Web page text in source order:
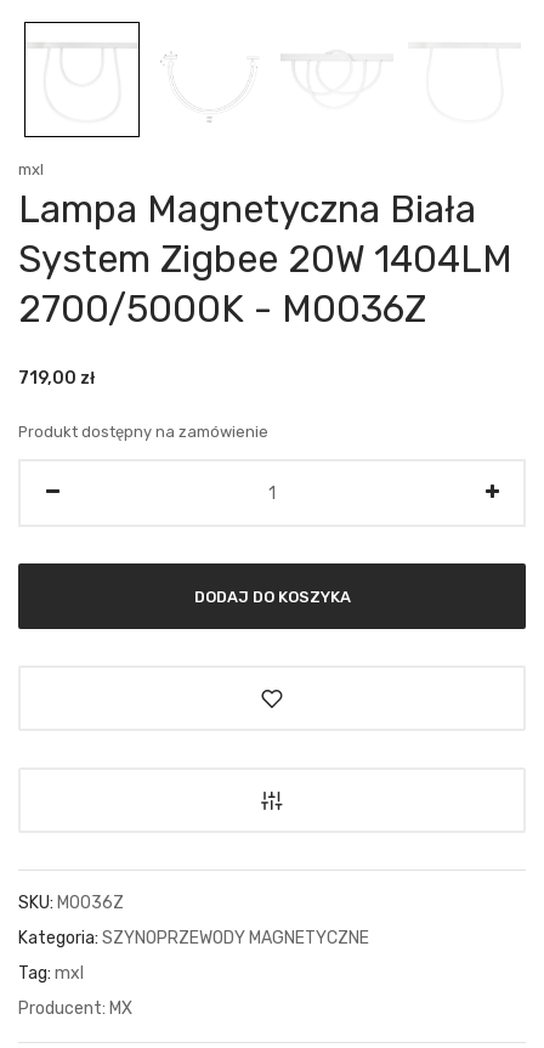
mxl
Lampa Magnetyczna Biała
System Zigbee 20W 1404LM
2700/5000K - M0036Z
719,00 zł
Produkt dostępny na zamówienie
DODAJ DO KOSZYKA
SKU: M0036Z
Kategoria: SZYNOPRZEWODY MAGNETYCZNE
Tag: mxl
MX